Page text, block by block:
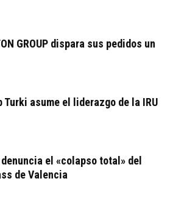
GROUP dispara sus pedidos un
Turki asume el liderazgo de la IRU
denuncia el «colapso total» del
de Valencia